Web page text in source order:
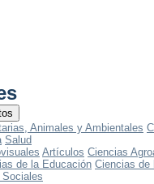
Animales y Ambientales
Salud
Artículos Ciencias
de la Educación Ciencias de